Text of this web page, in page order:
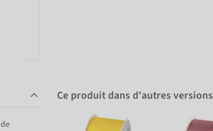
Ce produit dans d'autres versions